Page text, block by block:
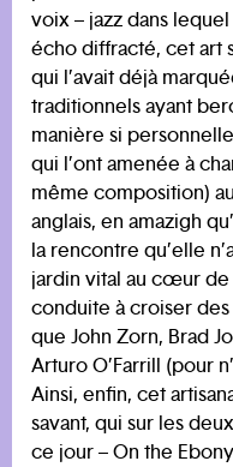
voix – jazz dans
écho diffracté, cet art
qui l’avait déjà
traditionnels ayant
manière si
qui l’ont amenée à
même composition)
anglais, en amazigh
la rencontre qu’elle
jardin vital au cœur de
conduite à croiser
que John Zorn, Brad
Arturo O’Farrill (pour
Ainsi, enfin, cet
savant, qui sur les
ce jour – On the